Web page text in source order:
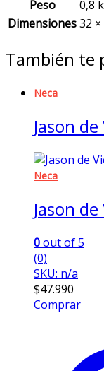
Peso
0,8
Dimensiones32 ×
También te
Neca
Jason
Neca
Jason
0out of 5
(0)
SKU: n/a
$47.990
Comprar